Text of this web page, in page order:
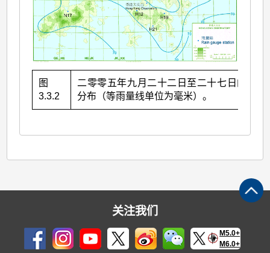
图
3.3.2
二零零五年九月二十二日至二十七日的雨量
分布（等雨量线单位为毫米）。
关注我们
M5.0+
M6.0+